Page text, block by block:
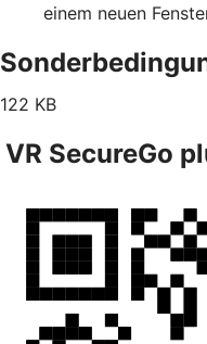
einem neuen
122 KB
VR SecureGo